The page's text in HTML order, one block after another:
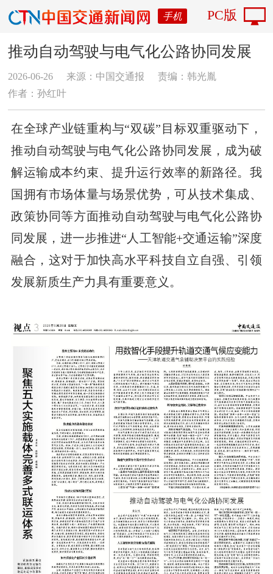
手机 PC版
推动自动驾驶与电气化公路协同发展
2026-06-26 来源：中国交通报
责编：韩光胤
作者：​孙红叶
在全球产业链重构与“双碳”目标双重驱动下，
推动自动驾驶与电气化公路协同发展，成为破
解运输成本约束、提升运行效率的新路径。我
国拥有市场体量与场景优势，可从技术集成、
政策协同等方面推动自动驾驶与电气化公路协
同发展，进一步推进“人工智能+交通运输”深度
融合，这对于加快高水平科技自立自强、引领
发展新质生产力具有重要意义。